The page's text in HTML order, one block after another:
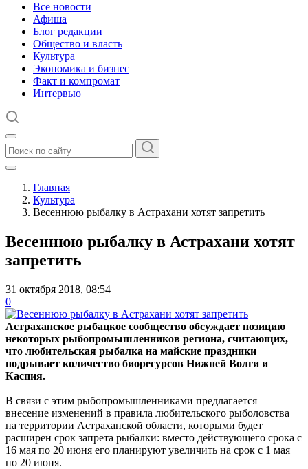
Все новости
Афиша
Блог редакции
Общество и власть
Культура
Экономика и бизнес
Факт и компромат
Интервью
Главная
Культура
Весеннюю рыбалку в Астрахани хотят запретить
Весеннюю рыбалку в Астрахани хотят
запретить
31 октября 2018, 08:54
0
Астраханское рыбацкое сообщество обсуждает позицию
некоторых рыбопромышленников региона, считающих,
что любительская рыбалка на майские праздники
подрывает количество биоресурсов Нижней Волги и
Каспия.
В связи с этим рыбопромышленниками предлагается
внесение изменений в правила любительского рыболовства
на территории Астраханской области, которыми будет
расширен срок запрета рыбалки: вместо действующего срока с
16 мая по 20 июня его планируют увеличить на срок с 1 мая
по 20 июня.